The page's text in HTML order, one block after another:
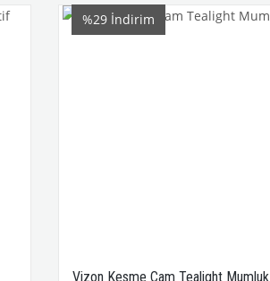
Vizon Kesme Cam Tealight Mumluk
%29 İndirim